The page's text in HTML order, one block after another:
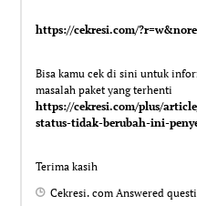
https://cekresi.com/
Bisa kamu cek di sini untuk
masalah paket yang terhenti
https://cekresi.com/plus/
status-tidak-berubah-ini-
Terima kasih
Cekresi. com Answered